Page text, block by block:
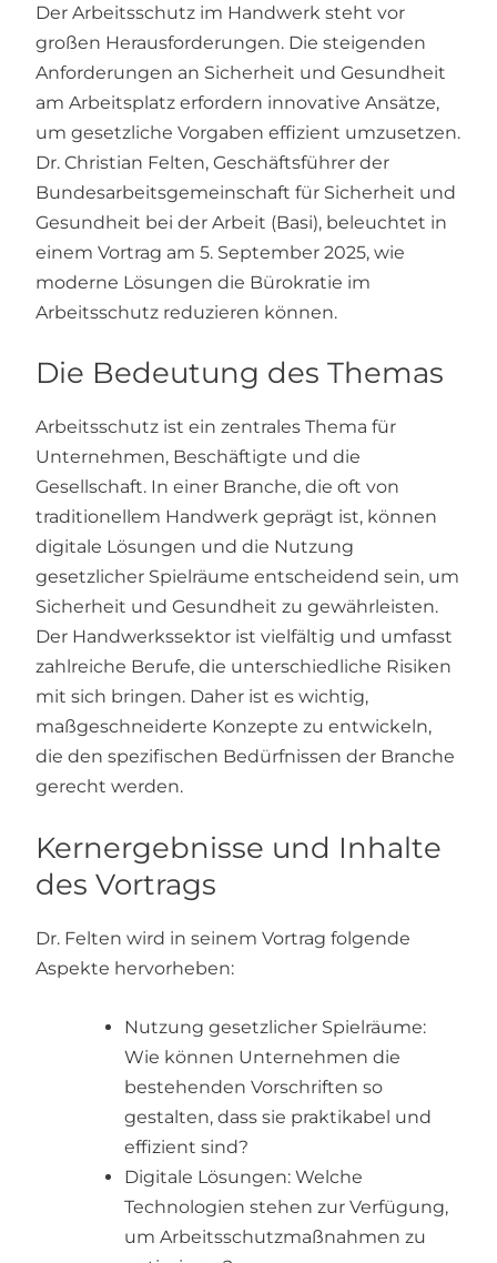
Der Arbeitsschutz im Handwerk steht vor
großen Herausforderungen. Die steigenden
Anforderungen an Sicherheit und Gesundheit
am Arbeitsplatz erfordern innovative Ansätze,
um gesetzliche Vorgaben effizient umzusetzen.
Dr. Christian Felten, Geschäftsführer der
Bundesarbeitsgemeinschaft für Sicherheit und
Gesundheit bei der Arbeit (Basi), beleuchtet in
einem Vortrag am 5. September 2025, wie
moderne Lösungen die Bürokratie im
Arbeitsschutz reduzieren können.
Die Bedeutung des Themas
Arbeitsschutz ist ein zentrales Thema für
Unternehmen, Beschäftigte und die
Gesellschaft. In einer Branche, die oft von
traditionellem Handwerk geprägt ist, können
digitale Lösungen und die Nutzung
gesetzlicher Spielräume entscheidend sein, um
Sicherheit und Gesundheit zu gewährleisten.
Der Handwerkssektor ist vielfältig und umfasst
zahlreiche Berufe, die unterschiedliche Risiken
mit sich bringen. Daher ist es wichtig,
maßgeschneiderte Konzepte zu entwickeln,
die den spezifischen Bedürfnissen der Branche
gerecht werden.
Kernergebnisse und Inhalte
des Vortrags
Dr. Felten wird in seinem Vortrag folgende
Aspekte hervorheben:
Nutzung gesetzlicher Spielräume:
Wie können Unternehmen die
bestehenden Vorschriften so
gestalten, dass sie praktikabel und
effizient sind?
Digitale Lösungen: Welche
Technologien stehen zur Verfügung,
um Arbeitsschutzmaßnahmen zu